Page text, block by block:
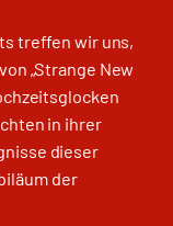
treffen wir uns,
„Strange New
in ihrer
dieser
der